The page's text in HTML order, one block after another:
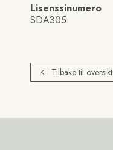
Lisenssinumero
SDA305
Tilbake til oversikt